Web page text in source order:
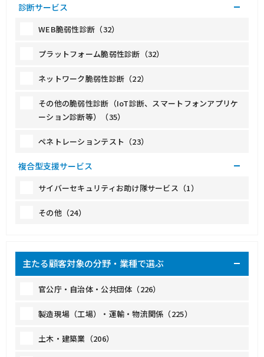
診断サービス
WEB脆弱性診断（32）
プラットフォーム脆弱性診断（32）
ネットワーク脆弱性診断（22）
その他の脆弱性診断（IoT診断、スマートフォンアプリケ
ーション診断等）（35）
ペネトレーションテスト（23）
複合型支援サービス
サイバーセキュリティお助け隊サービス（1）
その他（24）
主たる顧客対象の分野・業種で選ぶ
官公庁・自治体・公共団体（226）
製造現場（工場）・運輸・物流関係（225）
土木・建築業（206）